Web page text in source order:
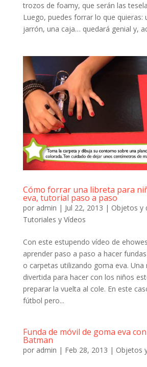
trozos de foamy, que serán las
Luego, puedes forrar lo que quieras:
jarrón, una caja… quedará genial y,
Cómo forrar una libreta para
eva, tutorial paso a paso
por admin | Jul 22, 2013 | Objetos y
Tutoriales y Vídeos
Con este estupendo vídeo de
aprender paso a paso a hacer
o carpetas utilizando goma eva. Una
divertida para hacer con los niños
preparar la vuelta al cole. En este
fútbol pero...
Funda de móvil de goma eva
Batman
por admin | Feb 28, 2013 | Objetos